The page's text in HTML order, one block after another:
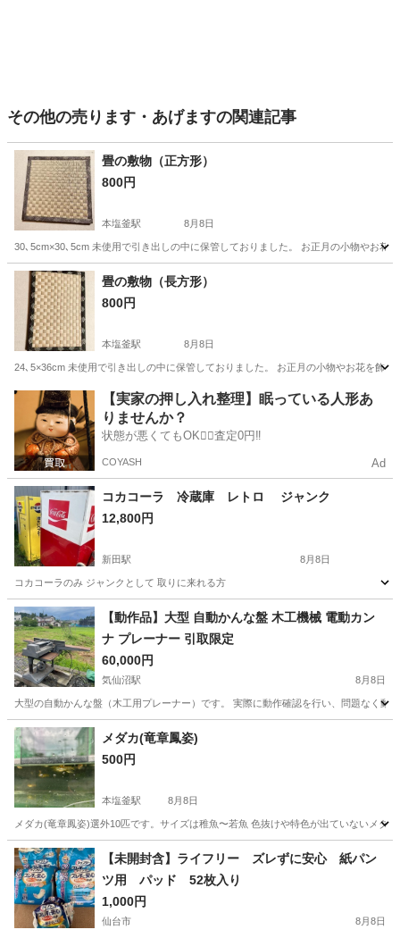
その他の売ります・あげますの関連記事
畳の敷物（正方形）
800円
本塩釜駅 8月8日
30､5cm×30､5cm 未使用で引き出しの中に保管しておりました。 お正月の小物やお
宮城 塩竈市 本塩釜駅 その他
畳の敷物（長方形）
800円
本塩釜駅 8月8日
24､5×36cm 未使用で引き出しの中に保管しておりました。 お正月の小物やお花を飾
宮城 塩竈市 本塩釜駅 その他 付近
【実家の押し入れ整理】眠っている人形あ
りませんか？
状態が悪くてもOK🙆‍♀️査定0円‼️
COYASH Ad
コカコーラ 冷蔵庫 レトロ ジャンク
12,800円
新田駅 8月8日
コカコーラのみ ジャンクとして 取りに来れる方
宮城 栗原市 新田駅 その他 ペプシ
【動作品】大型 自動かんな盤 木工機械 電動カン
ナ プレーナー 引取限定
60,000円
気仙沼駅 8月8日
大型の自動かんな盤（木工用プレーナー）です。 実際に動作確認を行い、問題なく
宮城 気仙沼市 気仙沼駅 その他
メダカ(竜章鳳姿)
500円
本塩釜駅 8月8日
メダカ(竜章鳳姿)選外10匹です。サイズは稚魚〜若魚 色抜けや特色が出ていないメ
宮城 塩竈市 本塩釜駅 その他 竜章鳳姿
【未開封含】ライフリー ズレずに安心 紙パン
ツ用 パッド 52枚入り
1,000円
仙台市 8月8日